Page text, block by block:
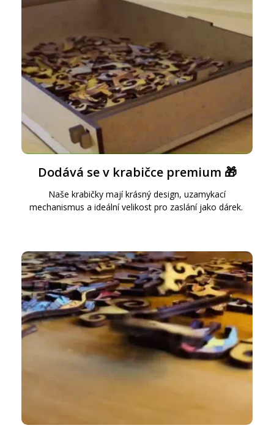
Dodává se v krabičce premium 🎁
Naše krabičky mají krásný design, uzamykací
mechanismus a ideální velikost pro zaslání jako dárek.
BIM15BAM Kopírovat kód